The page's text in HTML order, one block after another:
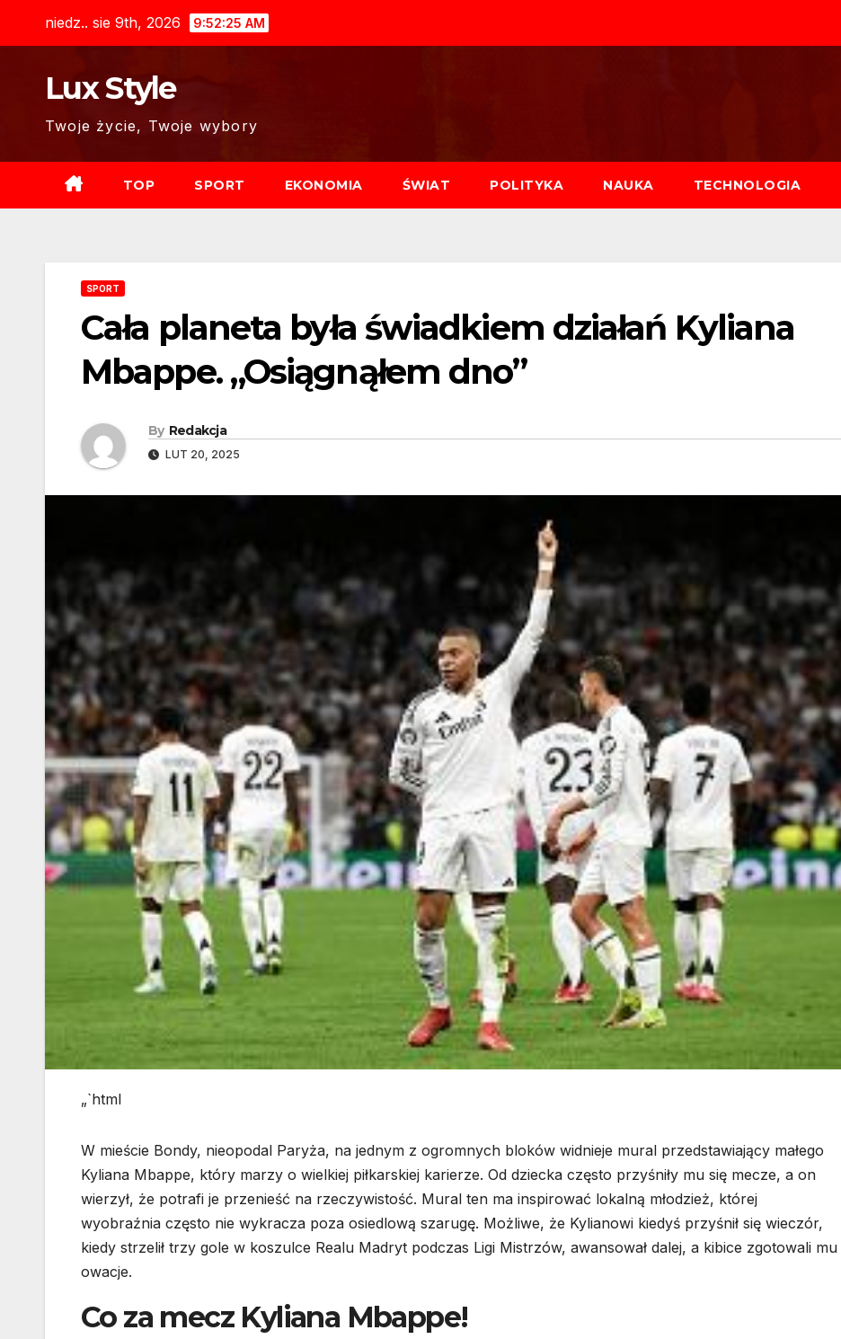
niedz.. sie 9th, 2026 9:52:26 AM
Lux Style
Twoje życie, Twoje wybory
TOP SPORT EKONOMIA ŚWIAT POLITYKA NAUKA TECHNOLOGIA
SPORT
Cała planeta była świadkiem działań Kyliana
Mbappe. „Osiągnąłem dno”
By Redakcja
LUT 20, 2025
„`html
W mieście Bondy, nieopodal Paryża, na jednym z ogromnych bloków widnieje mural przedstawiający małego
Kyliana Mbappe, który marzy o wielkiej piłkarskiej karierze. Od dziecka często przyśniły mu się mecze, a on
wierzył, że potrafi je przenieść na rzeczywistość. Mural ten ma inspirować lokalną młodzież, której
wyobraźnia często nie wykracza poza osiedlową szarugę. Możliwe, że Kylianowi kiedyś przyśnił się wieczór,
kiedy strzelił trzy gole w koszulce Realu Madryt podczas Ligi Mistrzów, awansował dalej, a kibice zgotowali mu
owacje.
Co za mecz Kyliana Mbappe!